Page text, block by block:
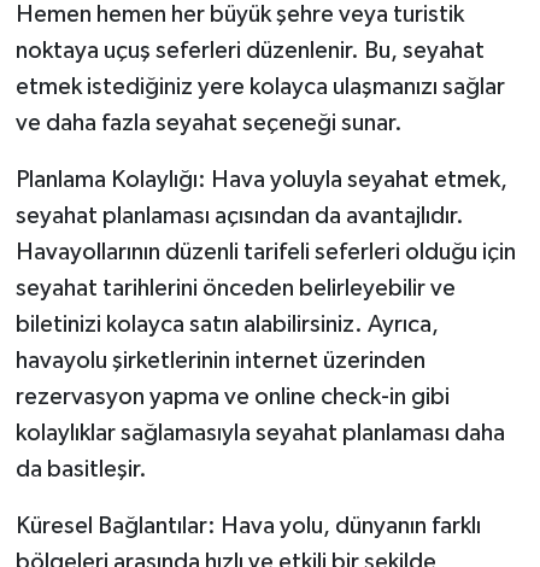
Hemen hemen her büyük şehre veya turistik
noktaya uçuş seferleri düzenlenir. Bu, seyahat
etmek istediğiniz yere kolayca ulaşmanızı sağlar
ve daha fazla seyahat seçeneği sunar.
Planlama Kolaylığı: Hava yoluyla seyahat etmek,
seyahat planlaması açısından da avantajlıdır.
Havayollarının düzenli tarifeli seferleri olduğu için
seyahat tarihlerini önceden belirleyebilir ve
biletinizi kolayca satın alabilirsiniz. Ayrıca,
havayolu şirketlerinin internet üzerinden
rezervasyon yapma ve online check-in gibi
kolaylıklar sağlamasıyla seyahat planlaması daha
da basitleşir.
Küresel Bağlantılar: Hava yolu, dünyanın farklı